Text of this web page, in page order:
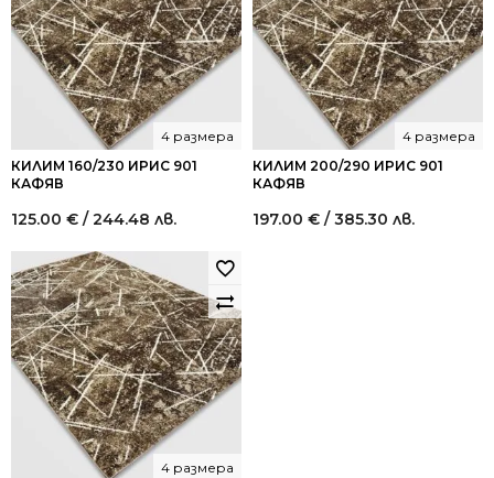
КИЛИМ 160/230 ИРИС 901
КАФЯВ
4 размера
125.00 € / 244.48 лв.
КИЛИМ 200/290 ИРИС 901
КАФЯВ
4 размера
197.00 € / 385.30 лв.
4 размера